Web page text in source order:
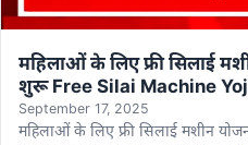
महिलाओं के लिए फ्री सिलाई
शुरू Free Silai Machine
September 17, 2025
महिलाओं के लिए फ्री सिलाई मशीन